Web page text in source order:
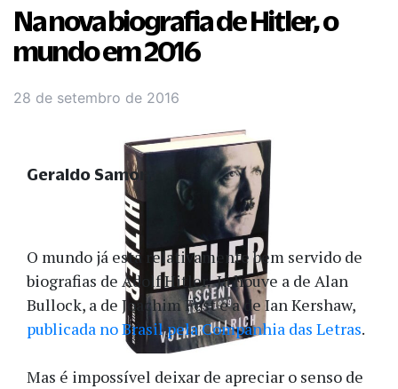
Na nova biografia de Hitler, o
mundo em 2016
28 de setembro de 2016
O mundo já está relativamente bem servido de
biografias de Adolf Hitler. Já houve a de Alan
Bullock, a de Joachim Fest e a de Ian Kershaw,
publicada no Brasil pela Companhia das Letras.
Mas é impossível deixar de apreciar o senso de
Geraldo Samor